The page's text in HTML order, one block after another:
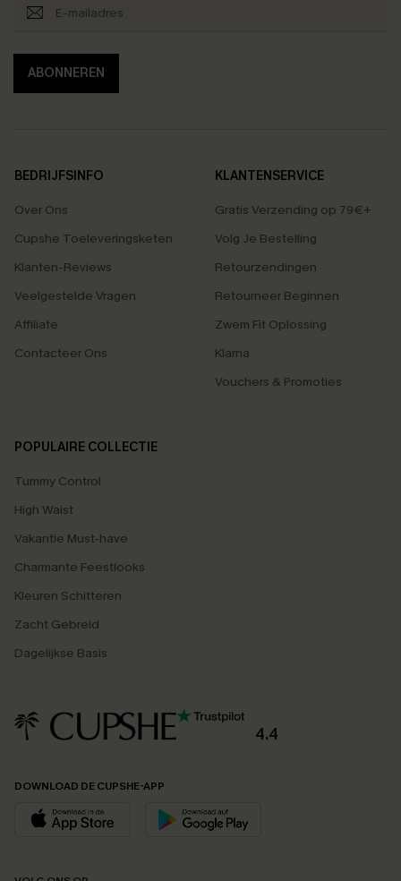
ABONNEREN
BEDRIJFSINFO
Over Ons
Cupshe Toeleveringsketen
Klanten-Reviews
Veelgestelde Vragen
Affiliate
Contacteer Ons
KLANTENSERVICE
Gratis Verzending op 79€+
Volg Je Bestelling
Retourzendingen
Retourneer Beginnen
Zwem Fit Oplossing
Klarna
Vouchers & Promoties
POPULAIRE COLLECTIE
Tummy Control
High Waist
Vakantie Must-have
Charmante Feestlooks
Kleuren Schitteren
Zacht Gebreid
Dagelijkse Basis
4.4
DOWNLOAD DE CUPSHE-APP